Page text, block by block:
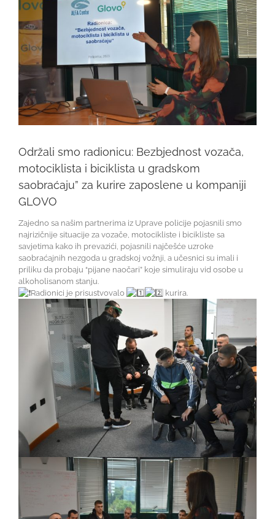
Održali smo radionicu: Bezbjednost vozača,
motociklista i biciklista u gradskom
saobraćaju” za kurire zaposlene u kompaniji
GLOVO
Zajedno sa našim partnerima iz Uprave policije pojasnili smo
najrizičnije situacije za vozače, motocikliste i bicikliste sa
savjetima kako ih prevazići, pojasnili najčešće uzroke
saobraćajnih nezgoda u gradskoj vožnji, a učesnici su imali i
priliku da probaju “pijane naočari” koje simuliraju vid osobe u
alkoholisanom stanju.
Radionici je prisustvovalo
kurira.